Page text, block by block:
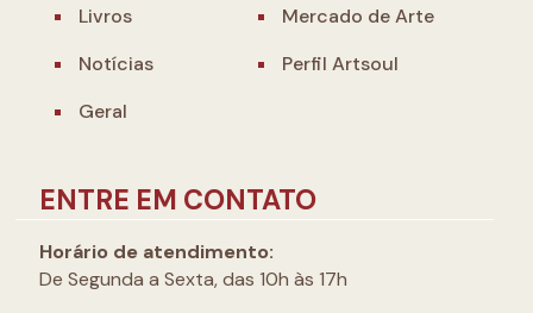
Livros
Mercado de Arte
Notícias
Perfil Artsoul
Geral
ENTRE EM CONTATO
Horário de atendimento:
De Segunda a Sexta, das 10h às 17h